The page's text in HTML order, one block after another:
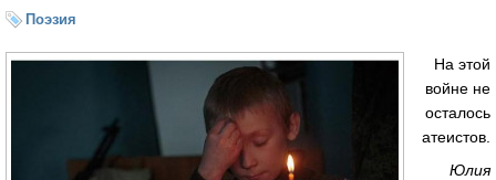
Поэзия
На этой
войне не
осталось
атеистов.
Юлия